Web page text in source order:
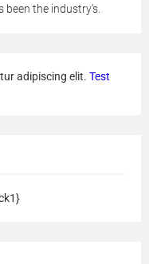
been the industry's.
adipiscing elit. Test